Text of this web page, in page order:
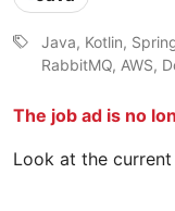
Java, Kotlin,
RabbitMQ, AWS,
The job ad is no
Look at the current